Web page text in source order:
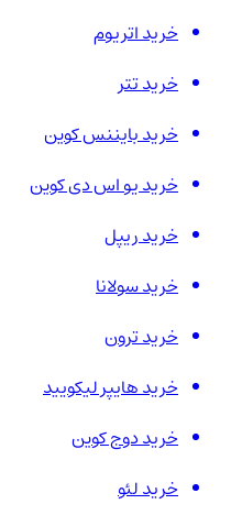
خرید اتریوم
خرید تتر
خرید بایننس کوین
خرید یو اس دی کوین
خرید ریپل
خرید سولانا
خرید ترون
خرید هایپر لیکویید
خرید دوج کوین
خرید لئو